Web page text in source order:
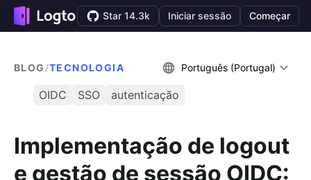
Star 14.3k Iniciar sessão Começar
BLOG /TECNOLOGIA Português (Portugal)
OIDC SSO autenticação
Implementação de logout
e gestão de sessão OIDC: